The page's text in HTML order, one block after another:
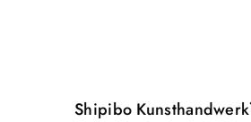
Shipibo Kunsthandwerk